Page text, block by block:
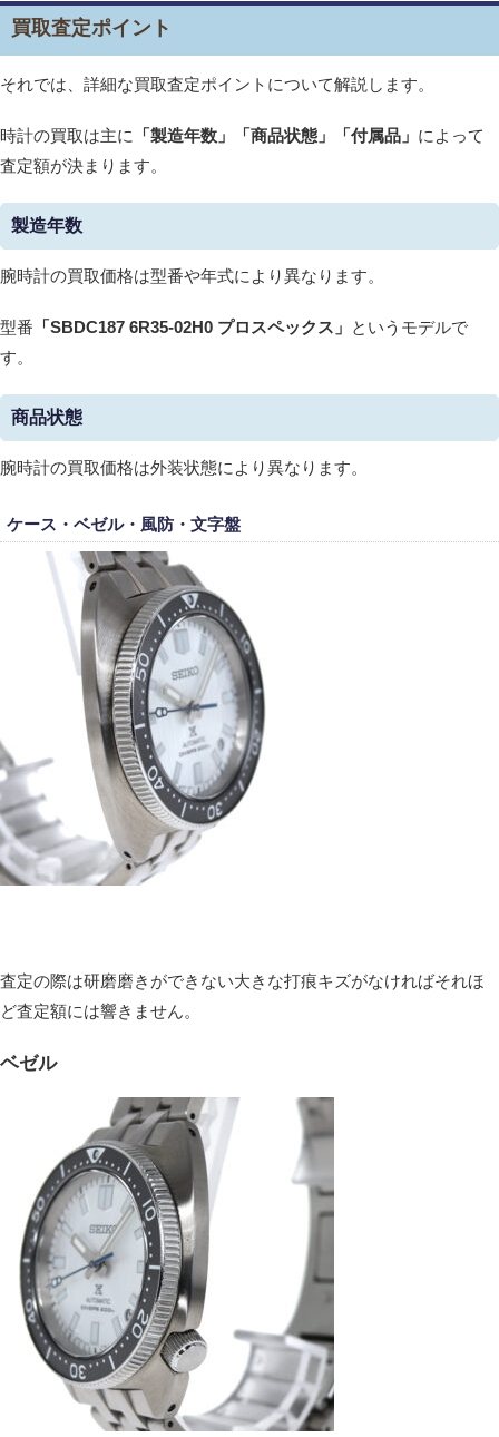
買取査定ポイント
それでは、詳細な買取査定ポイントについて解説します。
時計の買取は主に 「製造年数」「商品状態」「付属品」 によって
査定額が決まります。
製造年数
腕時計の買取価格は型番や年式により異なります。
型番 「SBDC187 6R35-02H0 プロスペックス 」 というモデルで
す。
商品状態
腕時計の買取価格は外装状態により異なります。
ケース・ベゼル・風防・文字盤
査定の際は研磨磨きができない大きな打痕キズがなければそれほ
ど査定額には響きません。
ベゼル